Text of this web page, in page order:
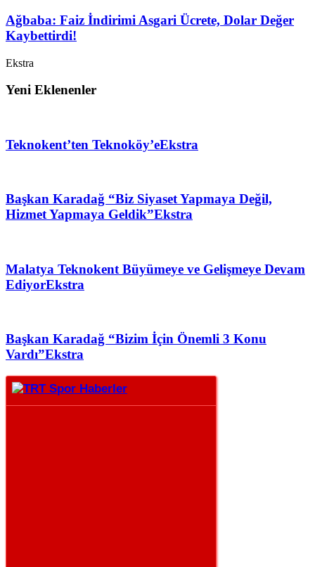
Ağbaba: Faiz İndirimi Asgari Ücrete, Dolar Değer
Kaybettirdi!
Ekstra
Yeni Eklenenler
Teknokent’ten Teknoköy’eEkstra
Başkan Karadağ “Biz Siyaset Yapmaya Değil,
Hizmet Yapmaya Geldik”Ekstra
Malatya Teknokent Büyümeye ve Gelişmeye Devam
EdiyorEkstra
Başkan Karadağ “Bizim İçin Önemli 3 Konu
Vardı”Ekstra